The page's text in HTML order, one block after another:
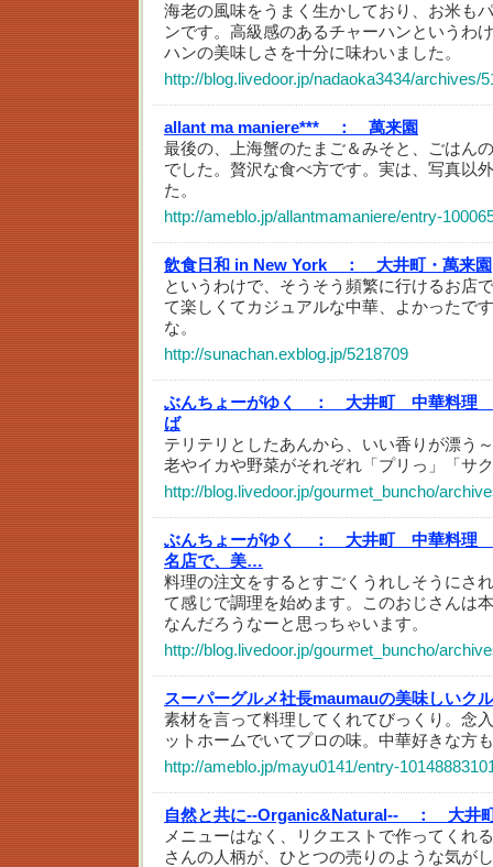
海老の風味をうまく生かしており、お米も
ンです。高級感のあるチャーハンというわ
ハンの美味しさを十分に味わいました。
http://blog.livedoor.jp/nadaoka3434/archives/
allant ma maniere*** ：
萬来園
最後の、上海蟹のたまご＆みそと、ごはん
でした。贅沢な食べ方です。実は、写真以
た。
http://ameblo.jp/allantmamaniere/entry-
飲食日和 in New York ：
大井町・萬来園
というわけで、そうそう頻繁に行けるお店
て楽しくてカジュアルな中華、よかったで
な。
http://sunachan.exblog.jp/5218709
ぶんちょーがゆく ：
大井町 中華料理
ば
テリテリとしたあんから、いい香りが漂う
老やイカや野菜がそれぞれ「プリっ」「サ
http://blog.livedoor.jp/gourmet_buncho/
ぶんちょーがゆく ：
大井町 中華料理
名店で、美…
料理の注文をするとすごくうれしそうにさ
て感じで調理を始めます。このおじさんは
なんだろうなーと思っちゃいます。
http://blog.livedoor.jp/gourmet_buncho/
スーパーグルメ社長maumauの美味しいク
素材を言って料理してくれてびっくり。念
ットホームでいてプロの味。中華好きな方
http://ameblo.jp/mayu0141/entry-
自然と共に--Organic&Natural-- ：
大井
メニューはなく、リクエストで作ってくれ
さんの人柄が、ひとつの売りのような気が